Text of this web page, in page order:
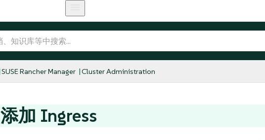
SUSE Rancher Manager Cluster Administration
添加 Ingress